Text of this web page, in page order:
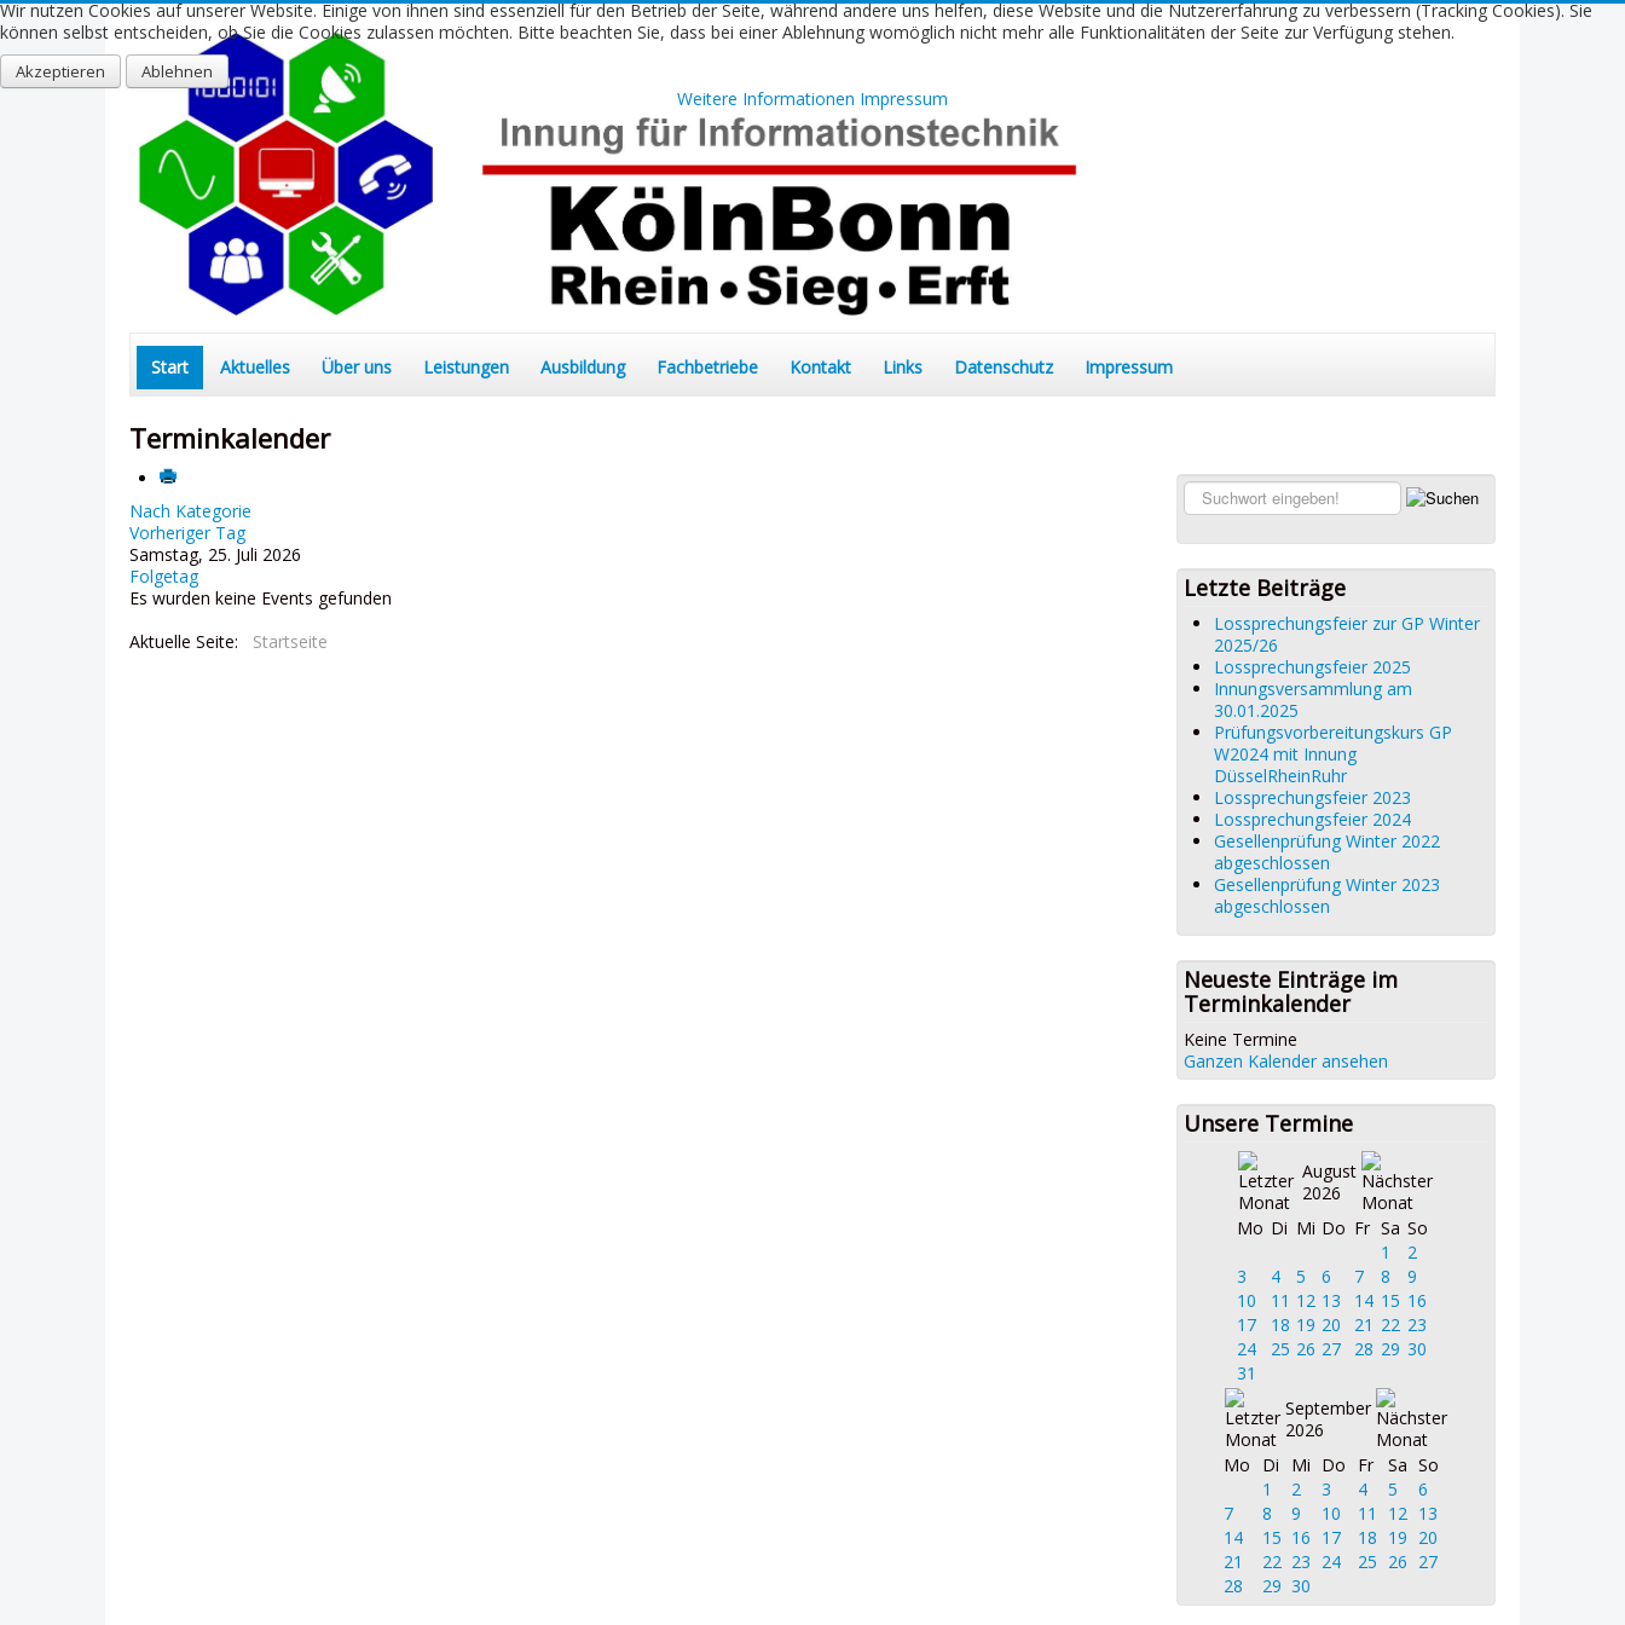
Start Aktuelles Über uns Leistungen Ausbildung Fachbetriebe Kontakt Links Datenschutz Impressum
Terminkalender
Nach Kategorie
Vorheriger Tag
Samstag, 25. Juli 2026
Folgetag
Es wurden keine Events gefunden
Aktuelle Seite:
Startseite
Suchen...
Letzte Beiträge
Lossprechungsfeier zur GP Winter
2025/26
Lossprechungsfeier 2025
Innungsversammlung am
30.01.2025
Prüfungsvorbereitungskurs GP
W2024 mit Innung
DüsselRheinRuhr
Lossprechungsfeier 2023
Lossprechungsfeier 2024
Gesellenprüfung Winter 2022
abgeschlossen
Gesellenprüfung Winter 2023
abgeschlossen
Neueste Einträge im
Terminkalender
Keine Termine
Ganzen Kalender ansehen
Unsere Termine
August
2026
Mo Di Mi Do Fr Sa So
1
2
3
4 5 6 7 8
9
10
11 12 13 14 15 16
17
18 19 20 21 22 23
24
25 26 27 28 29 30
31
September
2026
Mo
Di Mi Do Fr Sa So
1
2 3 4 5
6
7
8 9 10 11 12 13
14
15 16 17 18 19 20
21
22 23 24 25 26 27
28
29 30
Wir nutzen Cookies auf unserer Website. Einige von ihnen sind essenziell für den Betrieb der Seite, während andere uns helfen, diese Website und die Nutzererfahrung zu verbessern (Tracking Cookies). Sie
können selbst entscheiden, ob Sie die Cookies zulassen möchten. Bitte beachten Sie, dass bei einer Ablehnung womöglich nicht mehr alle Funktionalitäten der Seite zur Verfügung stehen.
Akzeptieren Ablehnen
Weitere Informationen Impressum